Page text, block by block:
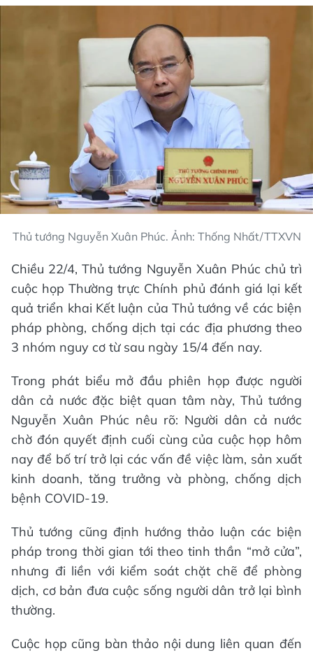
Thủ tướng Nguyễn Xuân Phúc. Ảnh: Thống Nhất/TTXVN
Chiều 22/4, Thủ tướng Nguyễn Xuân Phúc chủ trì
cuộc họp Thường trực Chính phủ đánh giá lại kết
quả triển khai Kết luận của Thủ tướng về các biện
pháp phòng, chống dịch tại các địa phương theo
3 nhóm nguy cơ từ sau ngày 15/4 đến nay.
Trong phát biểu mở đầu phiên họp được người
dân cả nước đặc biệt quan tâm này, Thủ tướng
Nguyễn Xuân Phúc nêu rõ: Người dân cả nước
chờ đón quyết định cuối cùng của cuộc họp hôm
nay để bố trí trở lại các vấn đề việc làm, sản xuất
kinh doanh, tăng trưởng và phòng, chống dịch
bệnh COVID-19.
Thủ tướng cũng định hướng thảo luận các biện
pháp trong thời gian tới theo tinh thần “mở cửa”,
nhưng đi liền với kiểm soát chặt chẽ để phòng
dịch, cơ bản đưa cuộc sống người dân trở lại bình
thường.
Cuộc họp cũng bàn thảo nội dung liên quan đến